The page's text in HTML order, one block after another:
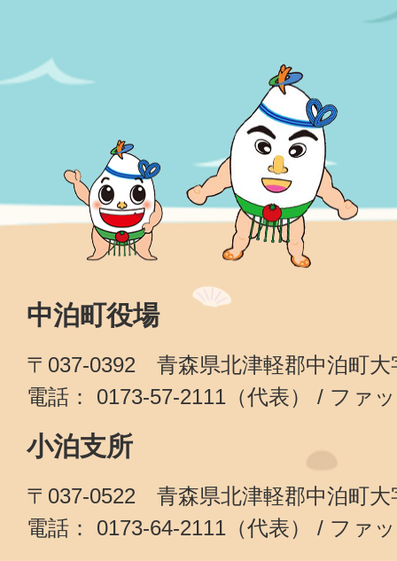
中泊町役場
〒037-0392 青森県北津軽郡中泊町大
電話： 0173-57-2111（代表） / ファ
小泊支所
〒037-0522 青森県北津軽郡中泊町大
電話： 0173-64-2111（代表） / ファ